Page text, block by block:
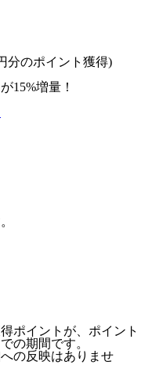
分のポイント獲得)
15%増量！
ポイントが、ポイント
の期間です。
の反映はありませ